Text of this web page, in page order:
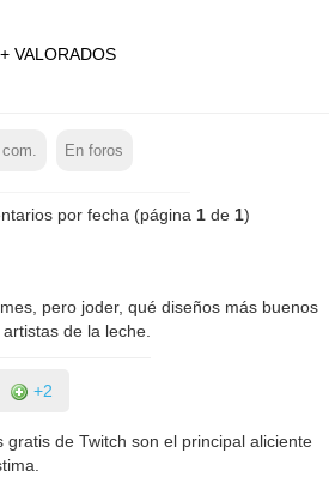
+ VALORADOS
com. En foros
por fecha (página 1de 1)
pero joder, qué diseños más buenos
de la leche.
+2
gratis de Twitch son el principal aliciente